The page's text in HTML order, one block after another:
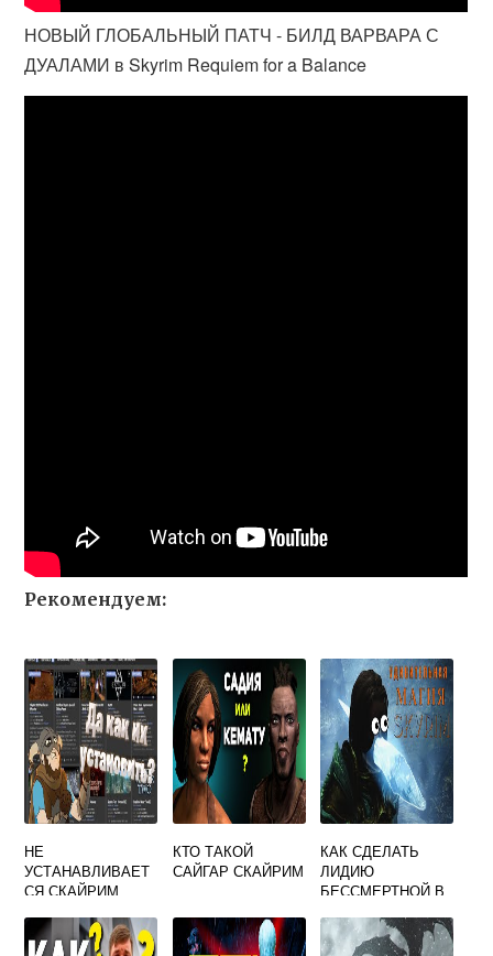
НОВЫЙ ГЛОБАЛЬНЫЙ ПАТЧ - БИЛД ВАРВАРА С
ДУАЛАМИ в Skyrim Requiem for a Balance
Рекомендуем:
НЕ
УСТАНАВЛИВАЕТ
СЯ СКАЙРИМ
КТО ТАКОЙ
САЙГАР СКАЙРИМ
КАК СДЕЛАТЬ
ЛИДИЮ
БЕССМЕРТНОЙ В